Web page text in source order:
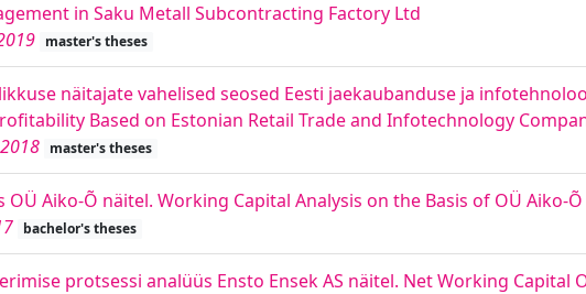
in Saku Metall Subcontracting Factory Ltd
master's theses
näitajate vahelised seosed Eesti jaekaubanduse ja
Based on Estonian Retail Trade and Infotechnology
master's theses
OÜ Aiko-Õ näitel. Working Capital Analysis on the Basis of OÜ Aiko-Õ
bachelor's theses
protsessi analüüs Ensto Ensek AS näitel. Net Working Capital